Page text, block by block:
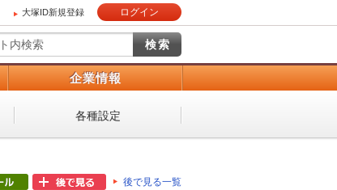
大塚ID新規登録 ログイン
企業情報
各種設定
後で見る一覧